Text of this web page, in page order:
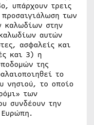
υπάρχουν τρεις
των
καλωδίων στην
αυτών
ασφαλείς και
και 3) η
της
το
νησιού, το οποίο
των
συνδέουν την